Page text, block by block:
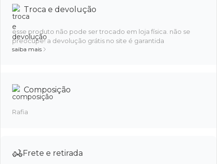
Troca e devolução
esse produto não pode ser trocado em loja física. não se
preocupe! a devolução grátis no site é garantida
saiba mais
Composição
Rafia
Frete e retirada